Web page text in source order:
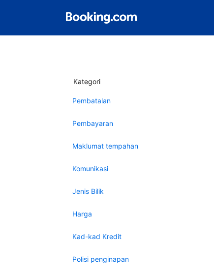
Kategori
Pembatalan
Pembayaran
Maklumat tempahan
Komunikasi
Jenis Bilik
Harga
Kad-kad Kredit
Polisi penginapan